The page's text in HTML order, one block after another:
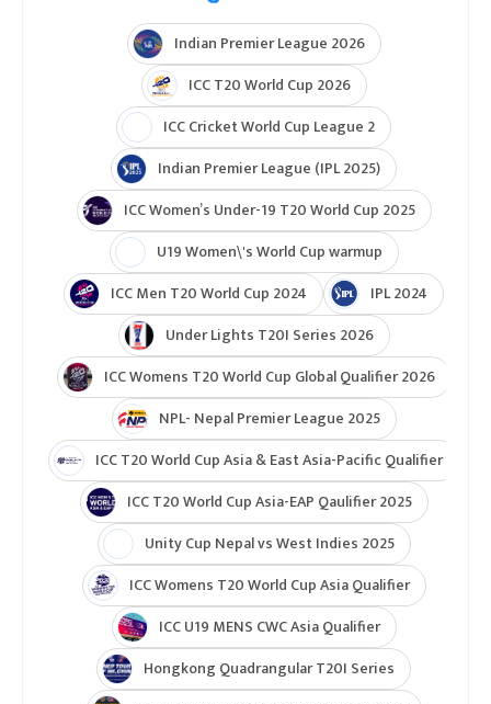
Indian Premier League 2026
ICC T20 World Cup 2026
ICC Cricket World Cup League 2
Indian Premier League (IPL 2025)
ICC Women’s Under-19 T20 World Cup 2025
U19 Women\'s World Cup warmup
ICC Men T20 World Cup 2024
IPL 2024
Under Lights T20I Series 2026
ICC Womens T20 World Cup Global Qualifier 2026
NPL- Nepal Premier League 2025
ICC T20 World Cup Asia & East Asia-Pacific Qualifier
ICC T20 World Cup Asia-EAP Qaulifier 2025
Unity Cup Nepal vs West Indies 2025
ICC Womens T20 World Cup Asia Qualifier
ICC U19 MENS CWC Asia Qualifier
Hongkong Quadrangular T20I Series